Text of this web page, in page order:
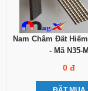
Nam Châm Đất
- Mã N35-M
0 đ